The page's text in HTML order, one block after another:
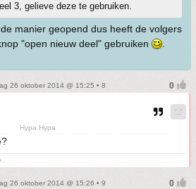
3, gelieve deze te gebruiken.
manier geopend dus heeft de volgers
"open nieuw deel" gebruiken
26 oktober 2014 @ 15:25 • 8
Hypa Hypa
26 oktober 2014 @ 15:26 • 9